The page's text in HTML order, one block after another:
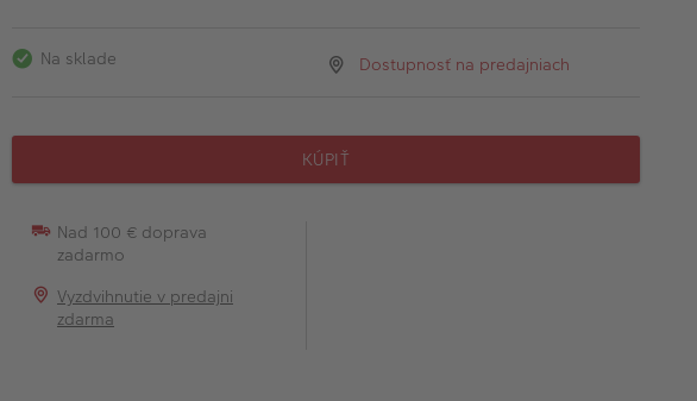
Na sklade Dostupnosť na predajniach
KÚPIŤ
Nad 100 € doprava
zadarmo
Vyzdvihnutie v predajni
zdarma